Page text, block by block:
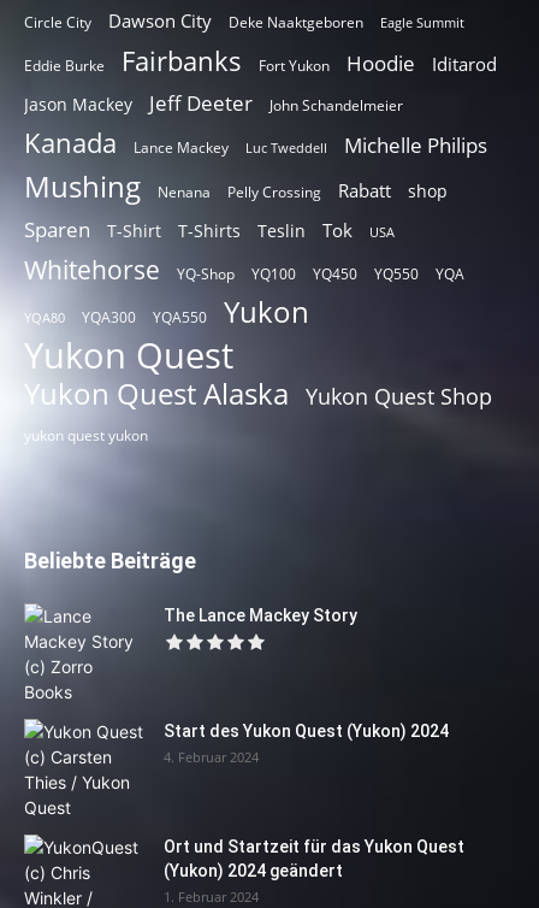
Circle City Dawson City Deke Naaktgeboren Eagle Summit
Eddie Burke Fairbanks Fort Yukon Hoodie Iditarod
Jason Mackey Jeff Deeter John Schandelmeier
Kanada Lance Mackey Luc Tweddell Michelle Philips
Mushing Nenana Pelly Crossing Rabatt shop
Sparen T-Shirt T-Shirts Teslin Tok USA
Whitehorse YQ-Shop YQ100 YQ450 YQ550 YQA
YQA80 YQA300 YQA550 Yukon
Yukon Quest
Yukon Quest Alaska Yukon Quest Shop
yukon quest yukon
Beliebte Beiträge
The Lance Mackey Story
Start des Yukon Quest (Yukon) 2024
4. Februar 2024
Ort und Startzeit für das Yukon Quest
(Yukon) 2024 geändert
1. Februar 2024